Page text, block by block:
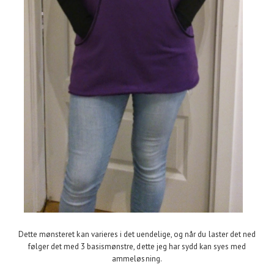
Dette mønsteret kan varieres i det uendelige, og når du laster det ned
følger det med 3 basismønstre, dette jeg har sydd kan syes med
ammeløsning.